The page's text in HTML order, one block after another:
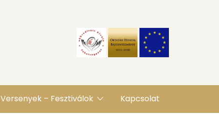
Versenyek – Fesztiválok Kapcsolat